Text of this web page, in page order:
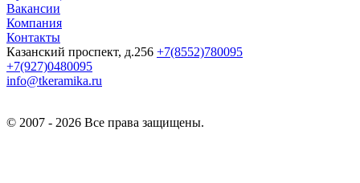
Вакансии
Компания
Контакты
Казанский проспект, д.256 +7(8552)780095
+7(927)0480095
info@tkeramika.ru
© 2007 - 2026 Все права защищены.